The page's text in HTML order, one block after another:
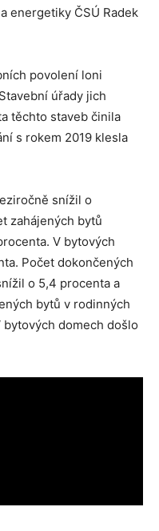
energetiky ČSÚ Radek
povolení loni
úřady jich
těchto staveb činila
s rokem 2019 klesla
snížil o
zahájených bytů
V bytových
Počet dokončených
o 5,4 procenta a
bytů v rodinných
domech došlo